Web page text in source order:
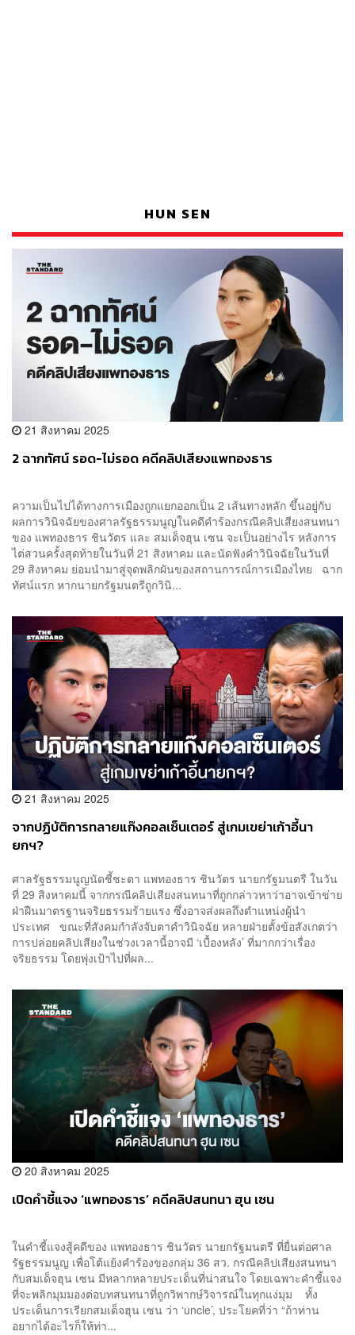
HUN SEN
21 สิงหาคม 2025
2 ฉากทัศน์ รอด-ไม่รอด คดีคลิปเสียงแพทองธาร
ความเป็นไปได้ทางการเมืองถูกแยกออกเป็น 2 เส้นทางหลัก ขึ้นอยู่กับ
ผลการวินิจฉัยของศาลรัฐธรรมนูญในคดีคำร้องกรณีคลิปเสียงสนทนา
ของ แพทองธาร ชินวัตร และ สมเด็จฮุน เซน จะเป็นอย่างไร หลังการ
ไต่สวนครั้งสุดท้ายในวันที่ 21 สิงหาคม และนัดฟังคำวินิจฉัยในวันที่
29 สิงหาคม ย่อมนำมาสู่จุดพลิกผันของสถานการณ์การเมืองไทย ฉาก
ทัศน์แรก หากนายกรัฐมนตรีถูกวินิ...
21 สิงหาคม 2025
จากปฏิบัติการทลายแก๊งคอลเซ็นเตอร์ สู่เกมเขย่าเก้าอี้นา
ยกฯ?
ศาลรัฐธรรมนูญนัดชี้ชะตา แพทองธาร ชินวัตร นายกรัฐมนตรี ในวัน
ที่ 29 สิงหาคมนี้ จากกรณีคลิปเสียงสนทนาที่ถูกกล่าวหาว่าอาจเข้าข่าย
ฝ่าฝืนมาตรฐานจริยธรรมร้ายแรง ซึ่งอาจส่งผลถึงตำแหน่งผู้นำ
ประเทศ ขณะที่สังคมกำลังจับตาคำวินิจฉัย หลายฝ่ายตั้งข้อสังเกตว่า
การปล่อยคลิปเสียงในช่วงเวลานี้อาจมี ‘เบื้องหลัง’ ที่มากกว่าเรื่อง
จริยธรรม โดยพุ่งเป้าไปที่ผล...
20 สิงหาคม 2025
เปิดคำชี้แจง ‘แพทองธาร’ คดีคลิปสนทนา ฮุน เซน
ในคำชี้แจงสู้คดีของ แพทองธาร ชินวัตร นายกรัฐมนตรี ที่ยื่นต่อศาล
รัฐธรรมนูญ เพื่อโต้แย้งคำร้องของกลุ่ม 36 สว. กรณีคลิปเสียงสนทนา
กับสมเด็จฮุน เซน มีหลากหลายประเด็นที่น่าสนใจ โดยเฉพาะคำชี้แจง
ที่จะพลิกมุมมองต่อบทสนทนาที่ถูกวิพากษ์วิจารณ์ในทุกแง่มุม ทั้ง
ประเด็นการเรียกสมเด็จฮุน เซน ว่า ‘uncle’, ประโยคที่ว่า “ถ้าท่าน
อยากได้อะไรก็ให้ท่า...